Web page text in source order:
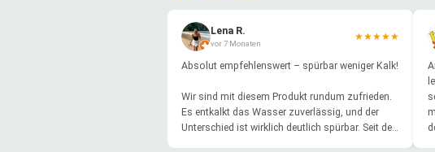
Lena R.
vor 7 Monaten
★★★★★
Absolut empfehlenswert – spürbar weniger Kalk!
Wir sind mit diesem Produkt rundum zufrieden.
Es entkalkt das Wasser zuverlässig, und der
Unterschied ist wirklich deutlich spürbar. Seit der